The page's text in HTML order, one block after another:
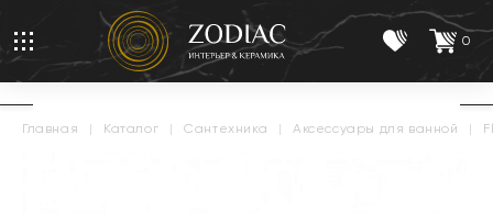
0
главная | каталог | сантехника | аксессуары для ванной |